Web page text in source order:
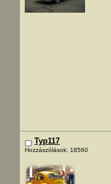
Typ117
Hozzászólások: 18560